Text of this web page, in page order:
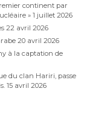
continent par
» 1 juillet 2026
22 avril 2026
20 avril 2026
à la captation de
du clan Hariri, passe
15 avril 2026